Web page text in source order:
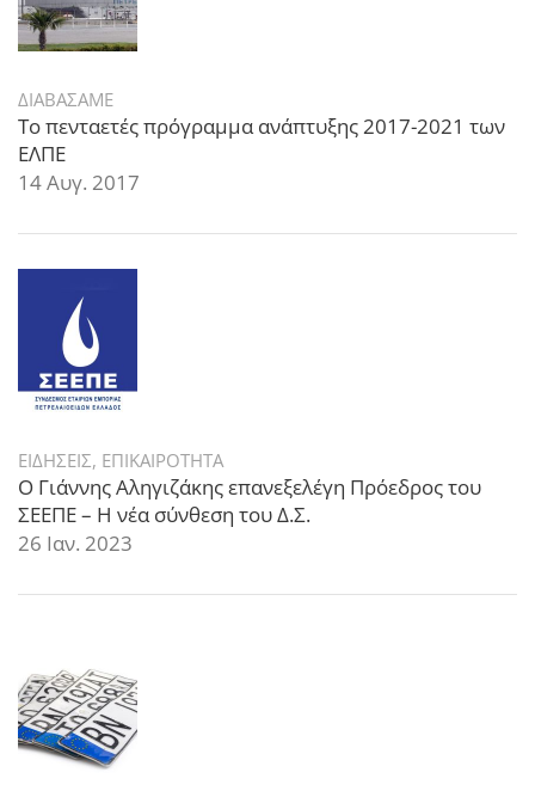
ΔΙΑΒΑΣΑΜΕ
Το πενταετές πρόγραμμα ανάπτυξης 2017-2021 των
ΕΛΠΕ
14 Αυγ. 2017
ΕΙΔΗΣΕΙΣ, ΕΠΙΚΑΙΡΟΤΗΤΑ
Ο Γιάννης Αληγιζάκης επανεξελέγη Πρόεδρος του
ΣΕΕΠΕ – Η νέα σύνθεση του Δ.Σ.
26 Ιαν. 2023